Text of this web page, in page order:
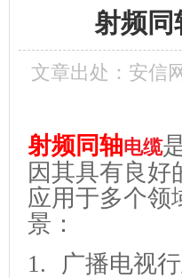
射频同
文章出处：安信网
射频同轴电缆
因其具有良好
应用于多个领
景：
1. 广播电视